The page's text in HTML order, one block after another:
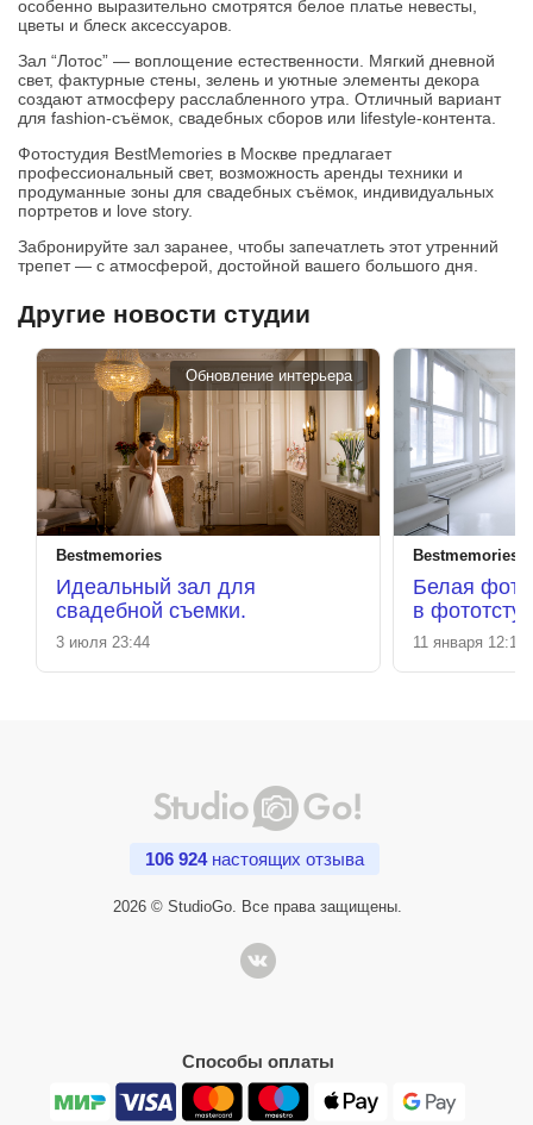
особенно выразительно смотрятся белое платье невесты,
цветы и блеск аксессуаров.
Зал “Лотос” — воплощение естественности. Мягкий дневной
свет, фактурные стены, зелень и уютные элементы декора
создают атмосферу расслабленного утра. Отличный вариант
для fashion-съёмок, свадебных сборов или lifestyle-контента.
Фотостудия BestMemories в Москве предлагает
профессиональный свет, возможность аренды техники и
продуманные зоны для свадебных съёмок, индивидуальных
портретов и love story.
Забронируйте зал заранее, чтобы запечатлеть этот утренний
трепет — с атмосферой, достойной вашего большого дня.
Другие новости студии
Обновление интерьера
Bestmemories
Идеальный зал для
свадебной съемки.
3 июля 23:44
Bestmemories
Белая
в
Зал БЕЛЫЙ
11 января 12:12
106 924настоящих отзыва
2026 © StudioGo. Все права защищены.
Способы оплаты